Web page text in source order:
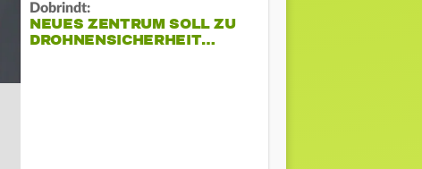
Dobrindt:
NEUES ZENTRUM SOLL ZU
DROHNENSICHERHEIT…